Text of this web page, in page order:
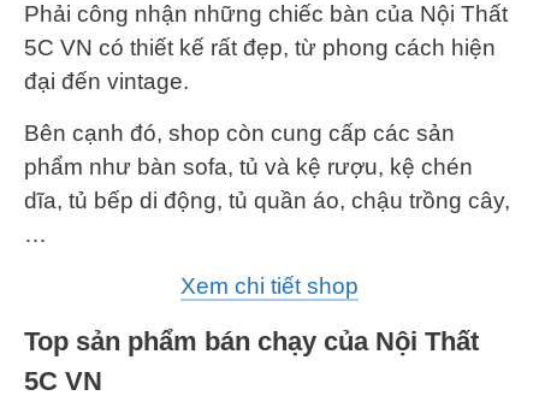
Phải công nhận những chiếc bàn của Nội Thất
5C VN có thiết kế rất đẹp, từ phong cách hiện
đại đến vintage.
Bên cạnh đó, shop còn cung cấp các sản
phẩm như bàn sofa, tủ và kệ rượu, kệ chén
dĩa, tủ bếp di động, tủ quần áo, chậu trồng cây,
…
Xem chi tiết shop
Top sản phẩm bán chạy của Nội Thất
5C VN